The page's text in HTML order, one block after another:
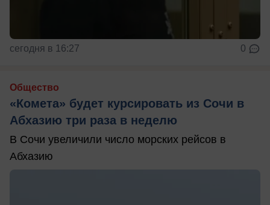
сегодня в 16:27 0
Общество
«Комета» будет курсировать из Сочи в
Абхазию три раза в неделю
В Сочи увеличили число морских рейсов в
Абхазию